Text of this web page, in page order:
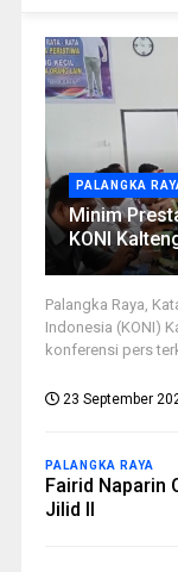
PALANGKA
Minim
KONI
Palangka Raya,
Indonesia (KONI)
konferensi pers
23 September
PALANGKA RAYA
Fairid Naparin
Jilid II